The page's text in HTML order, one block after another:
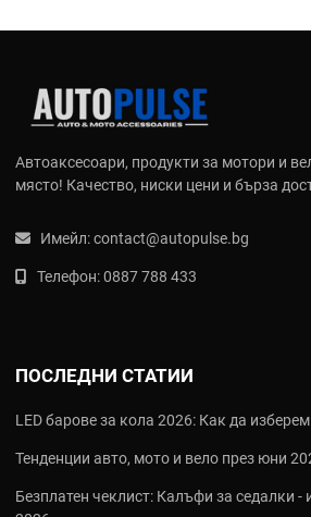
Автоаксесоари, продукти за мотори и
място! Качество, ниски цени и бърза
Имейл:contact@autopulse.bg
Телефон:0887 788 433
ПОСЛЕДНИ СТАТИИ
LED барове за кола 2026: Как да
Тенденции авто, мото и вело през юни
Безплатен чеклист: Калъфи за седалки